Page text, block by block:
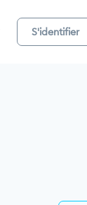
S'identifier